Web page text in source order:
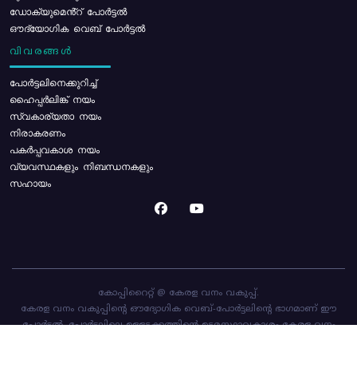
ഡോക്യുമെൻ്റ് പോർട്ടൽ
ഔദ്യോഗിക വെബ് പോർട്ടൽ
വിവരങ്ങൾ
പോര്‍ട്ടലിനെക്കുറിച്ച്
ഹൈപ്പർലിങ്ക് നയം
സ്വകാര്യതാ നയം
നിരാകരണം
പകർപ്പവകാശ നയം
വ്യവസ്ഥകളും നിബന്ധനകളും
സഹായം
കോപ്പിറൈറ്റ് @ കേരള വനം വകുപ്പ്.
കേരള വനം വകുപ്പിന്റെ ഔദ്യോഗിക വെബ്-പോർട്ടലിന്റെ ഭാഗമാണ് ഈ
പോർട്ടൽ. പോർട്ടലിലെ ഉള്ളടക്കത്തിന്റെ ഉടമസ്ഥാവകാശം കേരള വനം